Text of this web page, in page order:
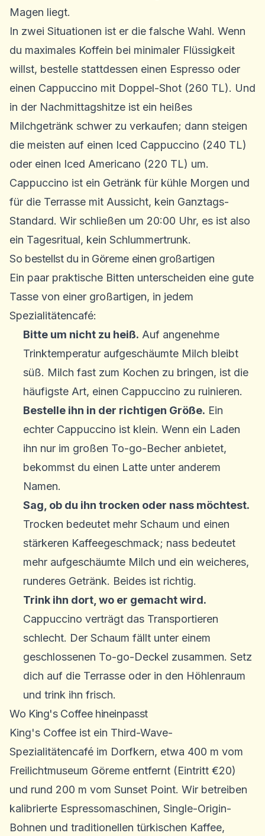
Magen liegt.
In zwei Situationen ist er die falsche Wahl. Wenn
du maximales Koffein bei minimaler Flüssigkeit
willst, bestelle stattdessen einen Espresso oder
einen Cappuccino mit Doppel-Shot (260 TL). Und
in der Nachmittagshitze ist ein heißes
Milchgetränk schwer zu verkaufen; dann steigen
die meisten auf einen Iced Cappuccino (240 TL)
oder einen Iced Americano (220 TL) um.
Cappuccino ist ein Getränk für kühle Morgen und
für die Terrasse mit Aussicht, kein Ganztags-
Standard. Wir schließen um 20:00 Uhr, es ist also
ein Tagesritual, kein Schlummertrunk.
So bestellst du in Göreme einen großartigen
Ein paar praktische Bitten unterscheiden eine gute
Tasse von einer großartigen, in jedem
Spezialitätencafé:
Bitte um nicht zu heiß. Auf angenehme
Trinktemperatur aufgeschäumte Milch bleibt
süß. Milch fast zum Kochen zu bringen, ist die
häufigste Art, einen Cappuccino zu ruinieren.
Bestelle ihn in der richtigen Größe. Ein
echter Cappuccino ist klein. Wenn ein Laden
ihn nur im großen To-go-Becher anbietet,
bekommst du einen Latte unter anderem
Namen.
Sag, ob du ihn trocken oder nass möchtest.
Trocken bedeutet mehr Schaum und einen
stärkeren Kaffeegeschmack; nass bedeutet
mehr aufgeschäumte Milch und ein weicheres,
runderes Getränk. Beides ist richtig.
Trink ihn dort, wo er gemacht wird.
Cappuccino verträgt das Transportieren
schlecht. Der Schaum fällt unter einem
geschlossenen To-go-Deckel zusammen. Setz
dich auf die Terrasse oder in den Höhlenraum
und trink ihn frisch.
Wo King's Coffee hineinpasst
King's Coffee ist ein Third-Wave-
Spezialitätencafé im Dorfkern, etwa 400 m vom
Freilichtmuseum Göreme entfernt (Eintritt €20)
und rund 200 m vom Sunset Point. Wir betreiben
kalibrierte Espressomaschinen, Single-Origin-
Bohnen und traditionellen türkischen Kaffee,